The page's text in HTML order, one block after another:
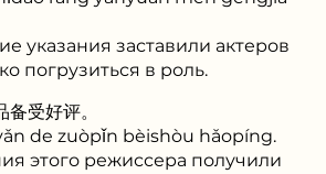
указания заставили актеров
погрузиться в роль.
受好评。
de zuòpǐn bèishòu hǎopíng.
этого режиссера получили